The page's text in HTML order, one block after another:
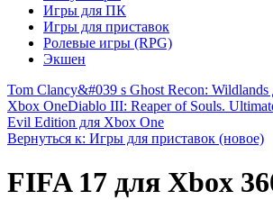
Игры для ПК
Игры для приставок
Ролевые игры (RPG)
Экшен
Tom Clancy&#039 s Ghost Recon: Wildlands
Xbox OneDiablo III: Reaper of Souls.
Evil Edition для Xbox One
Вернуться к: Игры для приставок (новое)
FIFA 17 для Xbox